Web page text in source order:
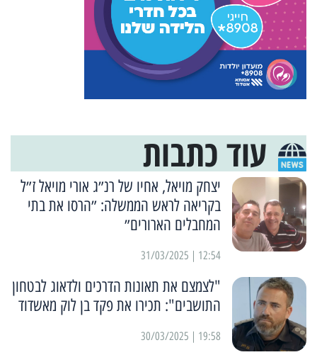
עוד כתבות
יצחק מויאל, אחיו של רנ״ג אורי מויאל ז״ל
בקריאה לראש הממשלה: ״הרסו את בתי
המחבלים הארורים״
12:54 | 31/03/2025
"לצמצם את תאונות הדרכים ולדאוג לבטחון
התושבים": תכירו את פקד בן לוק מאשדוד
19:58 | 30/03/2025